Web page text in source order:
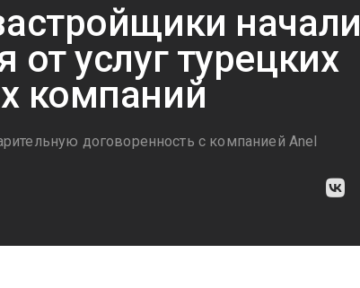
начали
от услуг турецких
компаний
договоренность с компанией Anel